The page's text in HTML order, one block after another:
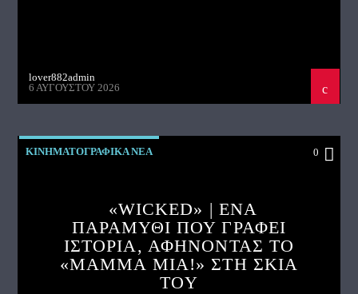
lover882admin
6 ΑΥΓΟΎΣΤΟΥ 2026
ΚΙΝΗΜΑΤΟΓΡΑΦΙΚΑ ΝΕΑ 0
«WICKED» | ΈΝΑ
ΠΑΡΑΜΥΘΙ ΠΟΥ ΓΡΑΦΕΙ
ΙΣΤΟΡΙΑ, ΑΦΗΝΟΝΤΑΣ ΤΟ
«MAMMA MIA!» ΣΤΗ ΣΚΙΑ
ΤΟΥ